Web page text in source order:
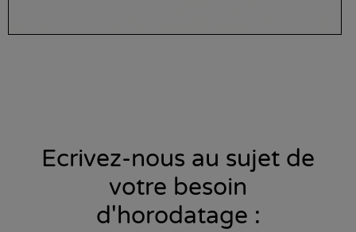
Ecrivez-nous au sujet de
votre besoin
d'horodatage :